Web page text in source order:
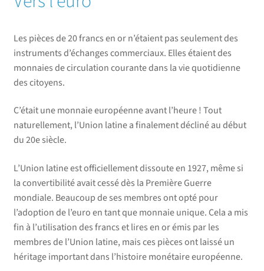
Les pièces de 20 francs en or n’étaient pas seulement des
instruments d’échanges commerciaux. Elles étaient des
monnaies de circulation courante dans la vie quotidienne
des citoyens.
C’était une monnaie européenne avant l’heure ! Tout
naturellement, l’Union latine a finalement décliné au début
du 20e siècle.
L’Union latine est officiellement dissoute en 1927, même si
la convertibilité avait cessé dès la Première Guerre
mondiale. Beaucoup de ses membres ont opté pour
l’adoption de l’euro en tant que monnaie unique. Cela a mis
fin à l’utilisation des francs et lires en or émis par les
membres de l’Union latine, mais ces pièces ont laissé un
héritage important dans l’histoire monétaire européenne.